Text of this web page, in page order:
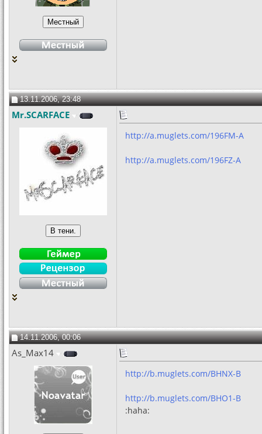
13.11.2006, 23:48
Mr.SCARFACE
http://a.muglets.com/196FM-A
http://a.muglets.com/196FZ-A
14.11.2006, 00:06
As_Max14
http://b.muglets.com/BHNX-B
http://b.muglets.com/BHO1-B
:haha: